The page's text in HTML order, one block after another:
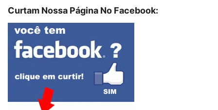
Curtam Nossa Página No Facebook: